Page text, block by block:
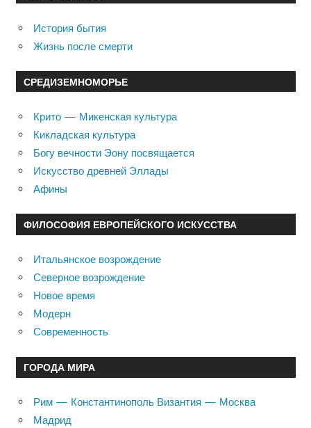
История бытия
Жизнь после смерти
СРЕДИЗЕМНОМОРЬЕ
Крито — Микенская культура
Кикладская культура
Богу вечности Эону посвящается
Искусство древней Эллады
Афины
ФИЛОСОФИЯ ЕВРОПЕЙСКОГО ИСКУССТВА
Итальянское возрождение
Северное возрождение
Новое время
Модерн
Современность
ГОРОДА МИРА
Рим — Константинополь Византия — Москва
Мадрид